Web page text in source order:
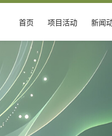
首页 项目活动 新闻